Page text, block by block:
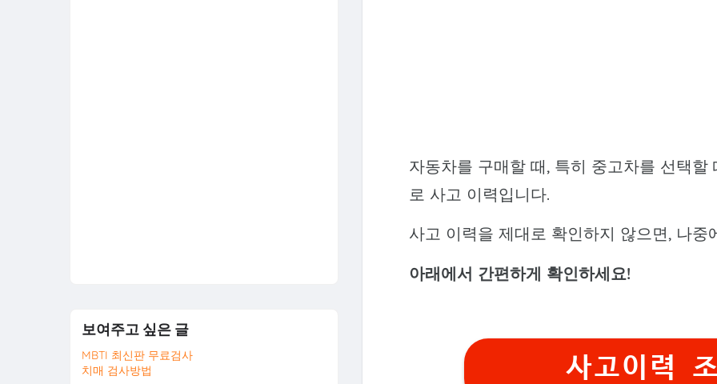
자동차를 구매할 때, 특히 중고차를 선택
로 사고 이력입니다.
사고 이력을 제대로 확인하지 않으면, 나중
아래에서 간편하게 확인하세요!
사고이력
보여주고 싶은 글
MBTI 최신판 무료검사
치매 검사방법